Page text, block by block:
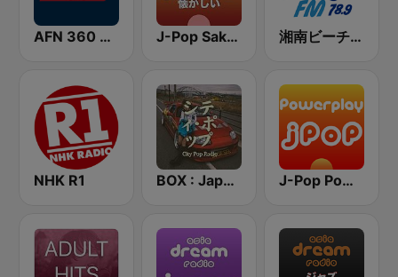
AFN 360 Tokyo (Japan Only) J-Pop Sakura 懐かしい 湘南ビーチFM (Shonan Beach FM)
NHK R1 BOX : Japan City Pop -日本のシティポップ J-Pop Powerplay